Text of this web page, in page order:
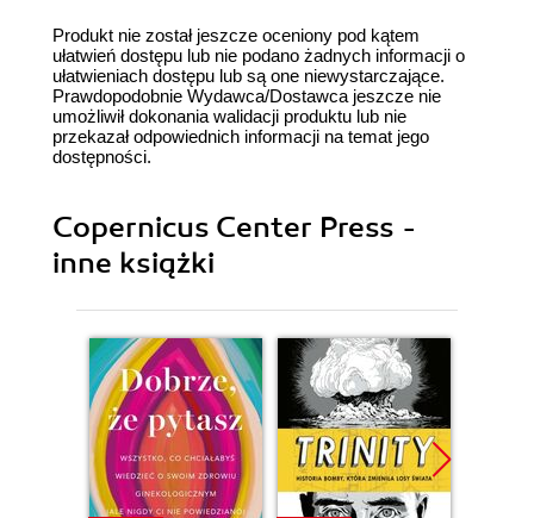
Produkt nie został jeszcze oceniony pod kątem
ułatwień dostępu lub nie podano żadnych informacji o
ułatwieniach dostępu lub są one niewystarczające.
Prawdopodobnie Wydawca/Dostawca jeszcze nie
umożliwił dokonania walidacji produktu lub nie
przekazał odpowiednich informacji na temat jego
dostępności.
Copernicus Center Press -
inne książki